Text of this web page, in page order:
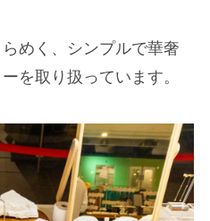
めく、シンプルで華奢
を取り扱っています。